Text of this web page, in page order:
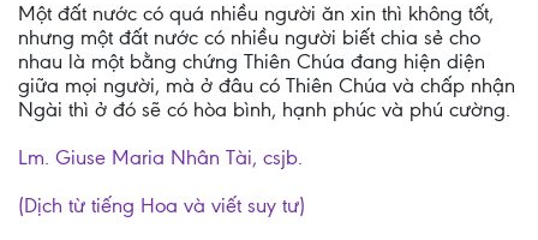
Một đất nước có quá nhiều người ăn xin thì không tốt,
nhưng một đất nước có nhiều người biết chia sẻ cho
nhau là một bằng chứng Thiên Chúa đang hiện diện
giữa mọi người, mà ở đâu có Thiên Chúa và chấp nhận
Ngài thì ở đó sẽ có hòa bình, hạnh phúc và phú cường.
Lm. Giuse Maria Nhân Tài, csjb.
(Dịch từ tiếng Hoa và viết suy tư)